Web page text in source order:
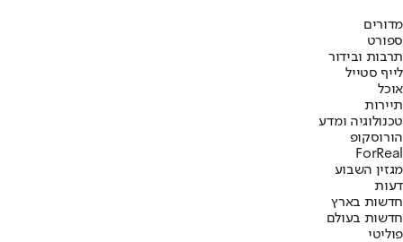
מדורים
ספורט
תרבות ובידור
לייף סטייל
אוכל
תיירות
טכנולוגיה ומדע
הורוסקופ
ForReal
מגזין השבוע
דעות
חדשות בארץ
חדשות בעולם
פוליטי